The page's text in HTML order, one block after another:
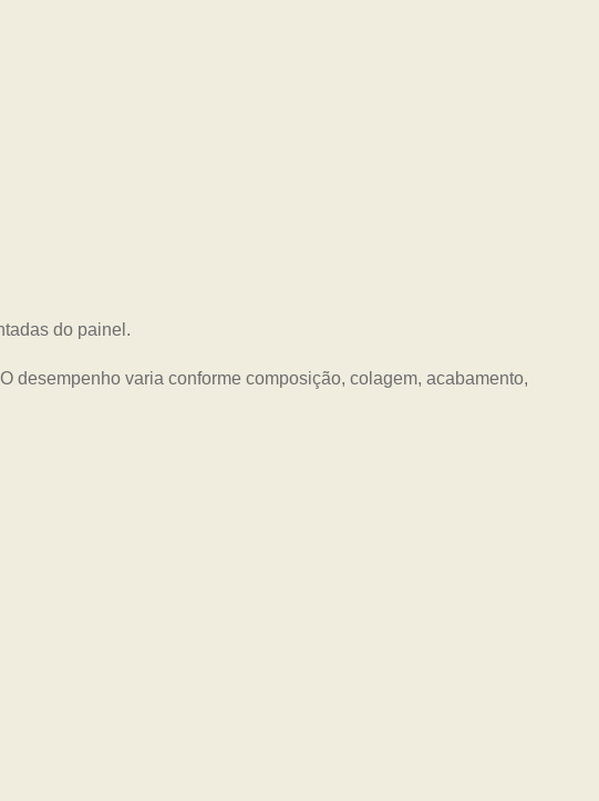
do painel.
desempenho varia conforme composição, colagem, acabamento,